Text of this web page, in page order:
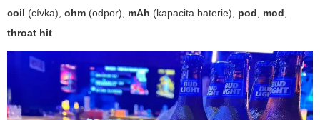
coil (cívka), ohm (odpor), mAh (kapacita baterie), pod, mod,
throat hit